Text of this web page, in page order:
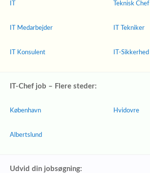
IT Medarbejder
IT Konsulent
Teknisk Chef
IT Tekniker
IT-Sikkerhed
IT-Chef job – Flere steder:
København
Albertslund
Hvidovre
Udvid din jobsøgning: